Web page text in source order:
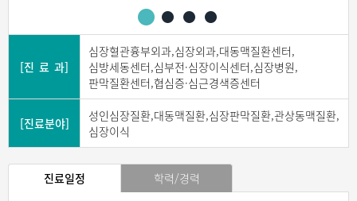
[진 료 과]
심장혈관흉부외과,심장외과,대동맥질환센터,
심방세동센터,심부전·심장이식센터,심장병원,
판막질환센터,협심증·심근경색증센터
[진료분야]
성인심장질환,대동맥질환,심장판막질환,관상동맥질환,
심장이식
진료일정 학력/경력